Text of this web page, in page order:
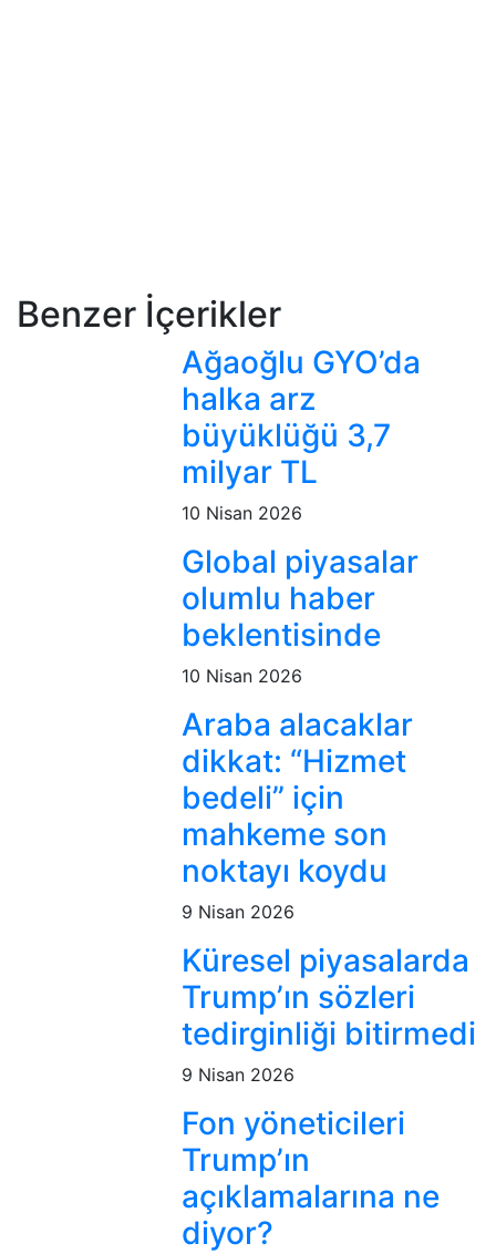
Benzer İçerikler
Ağaoğlu GYO’da
halka arz
büyüklüğü 3,7
milyar TL
10 Nisan 2026
Global piyasalar
olumlu haber
beklentisinde
10 Nisan 2026
Araba alacaklar
dikkat: “Hizmet
bedeli” için
mahkeme son
noktayı koydu
9 Nisan 2026
Küresel piyasalarda
Trump’ın sözleri
tedirginliği bitirmedi
9 Nisan 2026
Fon yöneticileri
Trump’ın
açıklamalarına ne
diyor?